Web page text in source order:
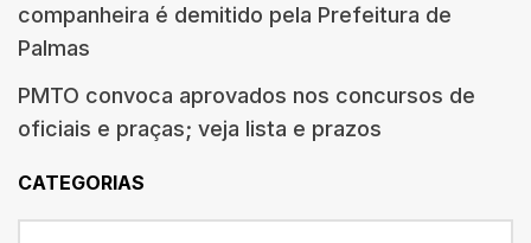
companheira é demitido pela Prefeitura de
Palmas
PMTO convoca aprovados nos concursos de
oficiais e praças; veja lista e prazos
CATEGORIAS